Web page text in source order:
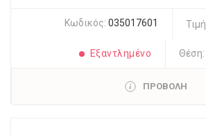
Κωδικός: 035017601
Εξαντλημένο
ΠΡΟΒΟΛΗ